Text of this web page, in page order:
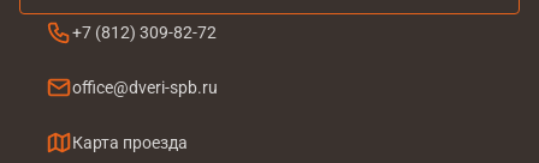
+7 (812) 309-82-72
office@dveri-spb.ru
Карта проезда